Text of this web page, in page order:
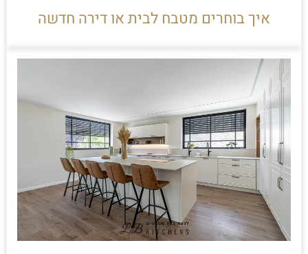
איך בוחרים מטבח לבית או דירה חדשה